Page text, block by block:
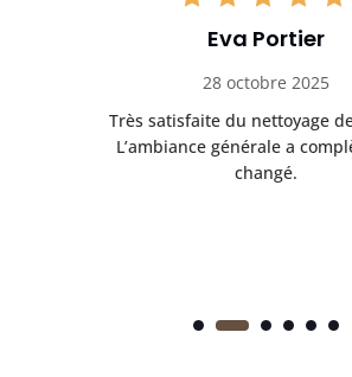
Eva Portier
28 octobre 2025
Très satisfaite du nettoyage
L’ambiance générale a
changé.